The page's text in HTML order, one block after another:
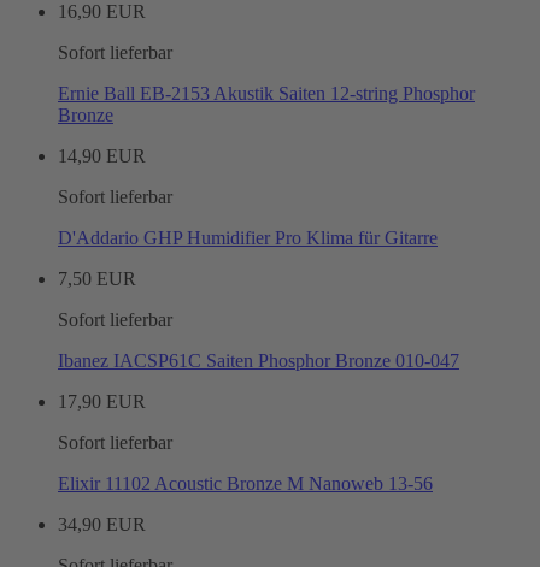
16,90 EUR
Sofort lieferbar
Ernie Ball EB-2153 Akustik Saiten 12-string Phosphor
Bronze
14,90 EUR
Sofort lieferbar
D'Addario GHP Humidifier Pro Klima für Gitarre
7,50 EUR
Sofort lieferbar
Ibanez IACSP61C Saiten Phosphor Bronze 010-047
17,90 EUR
Sofort lieferbar
Elixir 11102 Acoustic Bronze M Nanoweb 13-56
34,90 EUR